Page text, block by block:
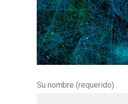
Su nombre (requerido)